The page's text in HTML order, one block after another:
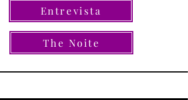
Entrevista
The Noite